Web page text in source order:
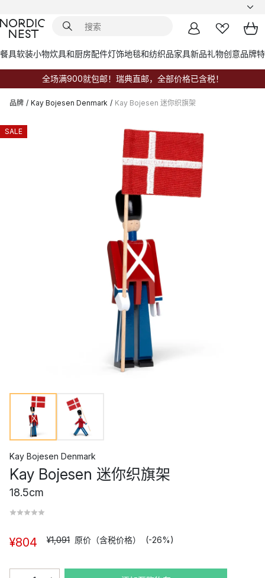
餐具软装小物炊具和厨房配件灯饰地毯和纺织品家具新品礼物创意品牌
全场满900就包邮！瑞典直邮，全部价格已含税！
品牌 / Kay Bojesen Denmark / Kay Bojesen 迷你织旗架
SALE
Kay Bojesen Denmark
Kay Bojesen 迷你织旗架
18.5cm
¥804 ¥1,091 原价（含税价格） (-26%)